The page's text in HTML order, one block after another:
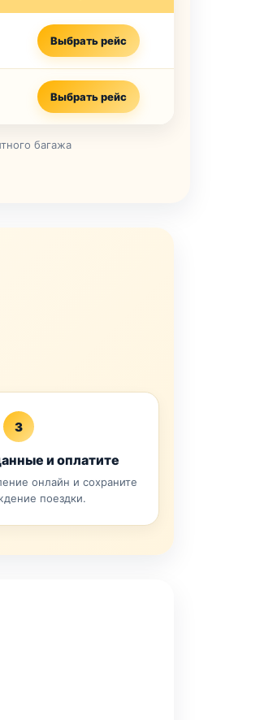
Выбрать рейс
Выбрать рейс
багажа
3
и оплатите
онлайн и сохраните
поездки.